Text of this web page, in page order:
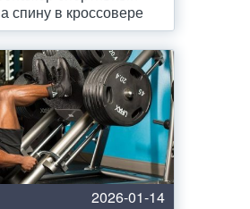
спину в кроссовере
2026-01-14